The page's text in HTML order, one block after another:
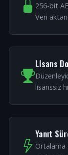
256-bit
Veri
Lisans
lisanssız
Yanıt
Ortalama